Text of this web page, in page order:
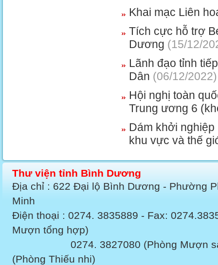
Khai mạc Liên
Tích cực hỗ trợ
Dương (15/12/
Lãnh đạo tỉnh
Dân (06/12/2022)
Hội nghị toàn
Trung ương 6
Dám khởi nghiệp
khu vực và thế
Thư viện tỉnh Bình Dương
Địa chỉ : 622 Đại lộ Bình Dương - Phường
Minh
Điện thoại : 0274. 3835889 - Fax:
Mượn tổng hợp)
0274. 3827080 (Phòng Mượn sách
(Phòng Thiếu nhi)